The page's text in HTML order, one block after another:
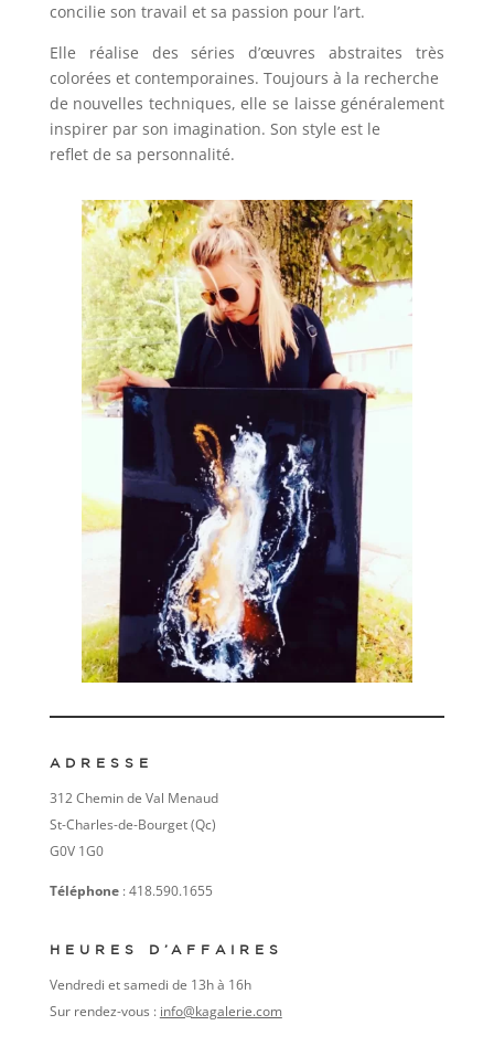
concilie son travail et sa passion pour l’art.
Elle réalise des séries d’œuvres abstraites très
colorées et contemporaines. Toujours à la recherche
de nouvelles techniques, elle se laisse généralement
inspirer par son imagination. Son style est le
reflet de sa personnalité.
ADRESSE
312 Chemin de Val Menaud
St-Charles-de-Bourget (Qc)
G0V 1G0
Téléphone : 418.590.1655
HEURES D’AFFAIRES
Vendredi et samedi de 13h à 16h
Sur rendez-vous : info@kagalerie.com